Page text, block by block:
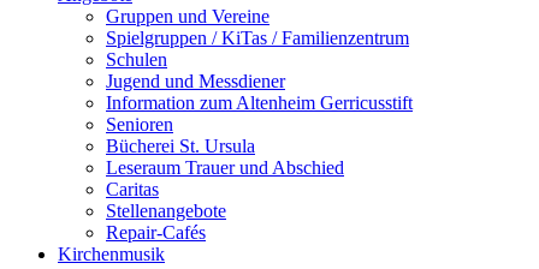
Gruppen und Vereine
Spielgruppen / KiTas / Familienzentrum
Schulen
Jugend und Messdiener
Information zum Altenheim Gerricusstift
Senioren
Bücherei St. Ursula
Leseraum Trauer und Abschied
Caritas
Stellenangebote
Repair-Cafés
Kirchenmusik